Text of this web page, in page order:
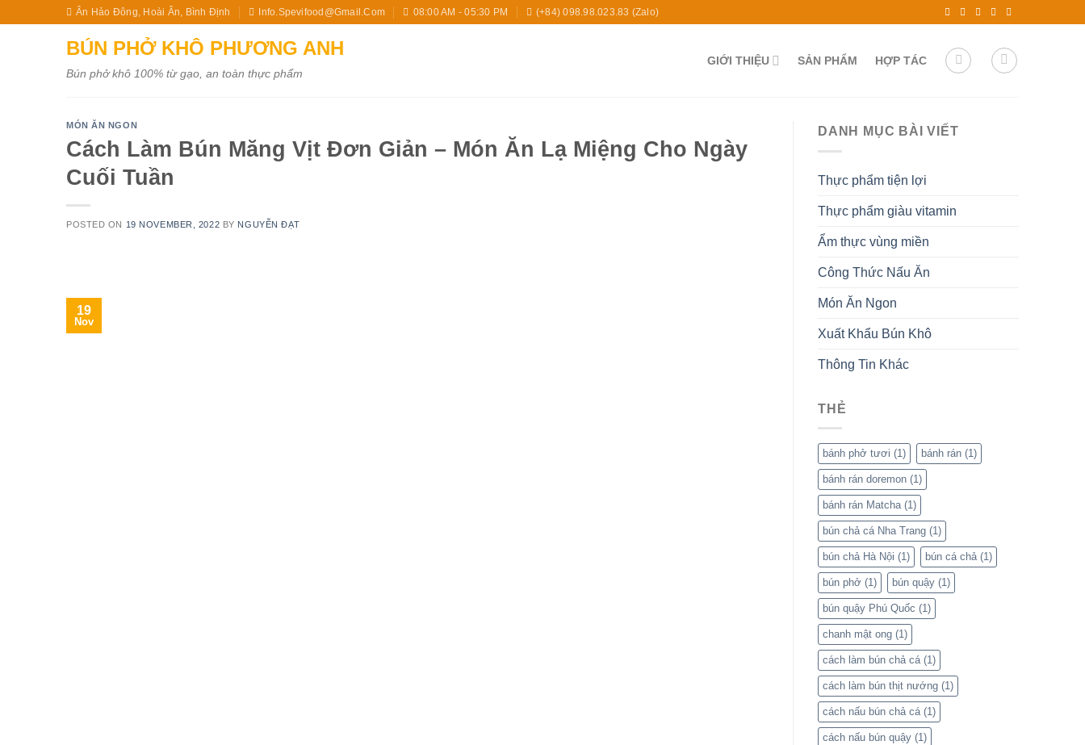
Ân Hảo Đông, Hoài Ân, Bình Định Info.spevifood@gmail.com 08:00 AM - 05:30 PM (+84) 098.98.023.83 (zalo)
BÚN PHỞ KHÔ PHƯƠNG ANH
Bún phở khô 100% từ gạo, an toàn thực phẩm
GIỚI THIỆU SẢN PHẨM HỢP TÁC
MÓN ĂN NGON
Cách Làm Bún Măng Vịt Đơn Giản – Món Ăn Lạ Miệng Cho Ngày
Cuối Tuần
POSTED ON 19 NOVEMBER, 2022 BY NGUYỄN ĐẠT
19
Nov
DANH MỤC BÀI VIẾT
Thực phẩm tiện lợi
Thực phẩm giàu vitamin
Ẩm thực vùng miền
Công Thức Nấu Ăn
Món Ăn Ngon
Xuất Khẩu Bún Khô
Thông Tin Khác
THẺ
bánh phở tươi (1) bánh rán (1)
bánh rán doremon (1)
bánh rán Matcha(1)
bún chả cá Nha Trang (1)
bún chả Hà Nội (1) bún cá chả(1)
bún phở (1) bún quậy (1)
bún quậy Phú Quốc (1)
chanh mật ong (1)
cách làm bún chả cá(1)
cách làm bún thịt nướng (1)
cách nấu bún chả cá(1)
cách nấu bún quậy (1)